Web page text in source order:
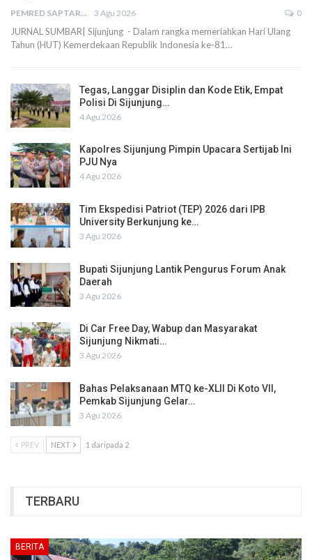
PEMRED SAPTARIUS 3 Agu 2026 0
JURNAL SUMBAR| Sijunjung - Dalam rangka memeriahkan Hari Ulang
Tahun (HUT) Kemerdekaan Republik Indonesia ke-81…
Tegas, Langgar Disiplin dan Kode Etik, Empat
Polisi Di Sijunjung…
4 Agu 2026
Kapolres Sijunjung Pimpin Upacara Sertijab Ini
PJU Nya
4 Agu 2026
Tim Ekspedisi Patriot (TEP) 2026 dari IPB
University Berkunjung ke…
3 Agu 2026
Bupati Sijunjung Lantik Pengurus Forum Anak
Daerah
3 Agu 2026
Di Car Free Day, Wabup dan Masyarakat
Sijunjung Nikmati…
3 Agu 2026
Bahas Pelaksanaan MTQ ke-XLII Di Koto VII,
Pemkab Sijunjung Gelar…
3 Agu 2026
PREV NEXT 1 daripada 2
TERBARU
BERITA